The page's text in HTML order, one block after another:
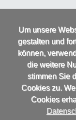
Um unsere
gestalten und
können,
die weitere
stimmen Sie
Cookies zu.
Cookies